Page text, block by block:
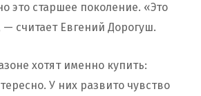
это старшее поколение. «Это
считает Евгений Дорогуш.
хотят именно купить:
У них развито чувство